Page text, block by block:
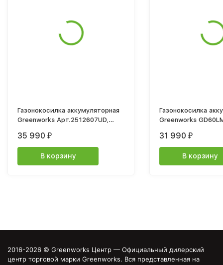
Газонокосилка аккумуляторная
Greenworks Арт.2512607UD,
35 990 ₽
В корзину
Газонокосилка
Greenworks
ЗУ
31 990 ₽
В корзину
2016-2026 © Greenworks Центр — Официальный дилерский
центр торговой марки Greenworks. Вся представленная на